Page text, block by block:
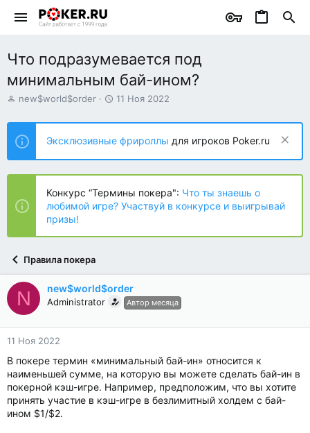
Что подразумевается под
минимальным бай-ином?
А
т
о
р
т
е
ы
new$world$order
Д
т
н
а
ч
л
а
11 Ноя 2022
Эксклюзивные фрироллы для игроков Poker.ru
Конкурс “Термины покера": Что ты знаешь о
любимой игре? Участвуй в конкурсе и выигрывай
призы!
Правила покера
N new$world$order
Administrator Автор месяца
11 Ноя 2022
В покере термин «минимальный бай-ин» относится к
наименьшей сумме, на которую вы можете сделать бай-ин в
покерной кэш-игре. Например, предположим, что вы хотите
принять участие в кэш-игре в безлимитный холдем с бай-
ином $1/$2.